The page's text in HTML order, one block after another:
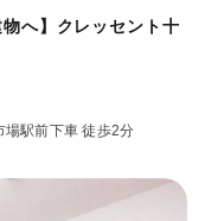
物へ】クレッセント十
場駅前下車 徒歩2分